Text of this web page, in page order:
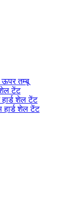
तम्बू
शेल टेंट
हार्ड शेल टेंट
हार्ड शेल टेंट